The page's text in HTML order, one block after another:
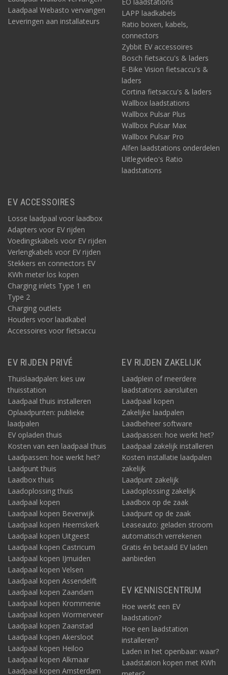
Laadpaal Webasto vervangen
Leveringen aan installateurs
LAPP laadkabels
Ratio boxen, kabels,
connectors
Zybbit EV accessoires
Bosch fietsaccu's & laders
E-Bike Vision fietsaccu's &
laders
Cortina fietsaccu's & laders
Wallbox laadstations
Wallbox Pulsar Plus
Wallbox Pulsar Max
Wallbox Pulsar Pro
Alfen laadstations onderdelen
Uitlegvideo's Ratio
laadstations
EV ACCESSOIRES
Losse laadpaal voor laadbox
Adapters voor EV rijden
Voedingskabels voor EV rijden
Verlengkabels voor EV rijden
Stekkers en connectors EV
KWh meter los kopen
Charging inlets Type 1 en
Type 2
Charging outlets
Houders voor laadkabel
Accessoires voor fietsaccu
EV RIJDEN PRIVÉ
Thuislaadpalen: kies uw
thuisstation
Laadpaal thuis installeren
Oplaadpunten: publieke
laadpalen
EV opladen thuis
Kosten van een laadpaal thuis
Laadpassen: hoe werkt het?
Laadpunt thuis
Laadbox thuis
Laadoplossing thuis
Laadpaal kopen
Laadpaal kopen Beverwijk
Laadpaal kopen Heemskerk
Laadpaal kopen Uitgeest
Laadpaal kopen Castricum
Laadpaal kopen IJmuiden
Laadpaal kopen Velsen
Laadpaal kopen Assendelft
Laadpaal kopen Zaandam
Laadpaal kopen Krommenie
Laadpaal kopen Wormerveer
Laadpaal kopen Zaanstad
Laadpaal kopen Akersloot
Laadpaal kopen Heiloo
Laadpaal kopen Alkmaar
Laadpaal kopen Amsterdam
EV RIJDEN ZAKELIJK
Laadplein of meerdere
laadstations aansluiten
Laadpaal kopen
Zakelijke laadpalen
Laadbeheer software
Laadpassen: hoe werkt het?
Laadpaal zakelijk installeren
Kosten installatie laadpalen
zakelijk
Laadpunt zakelijk
Laadoplossing zakelijk
Laadbox op de zaak
Laadpunt op de zaak
Leaseauto: geladen stroom
automatisch verrekenen
Gratis én betaald EV laden
aanbieden
EV KENNISCENTRUM
Hoe werkt een EV
laadstation?
Hoe een laadstation
installeren?
Laden in het openbaar: waar?
Laadstation kopen met KWh